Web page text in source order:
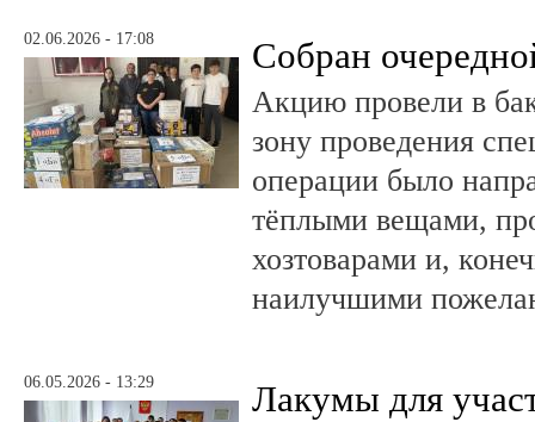
02.06.2026 - 17:08 Собран
Акцию провели в
зону проведения
операции было
тёплыми вещами,
хозтоварами и,
наилучшими
06.05.2026 - 13:29 Лакумы для